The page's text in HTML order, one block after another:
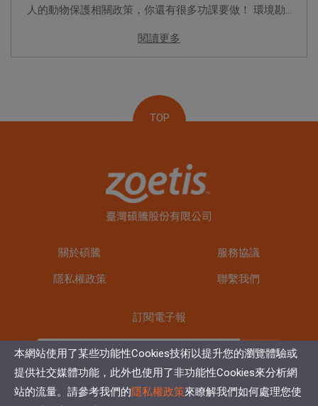
人的動物保護相關政策，你還有很多功課要做！ 環境勘...
閱讀更多
TOP
關於碩騰 服務協議
隱私權政策 聯繫我們
訂閱電子報
訂閱
本網站使用了某些功能性Cookies技術以提升您的瀏覽體驗或
提供社交媒體功能，此外也使用了非功能性Cookies來分析網
站的流量。請參考我們的隱私權政策來瞭解我們如何處理您使